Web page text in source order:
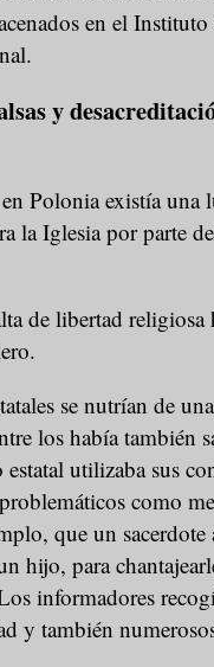
en el
y
Polonia existía una
la Iglesia por parte
de libertad
se nutrían de
los había también
estatal utilizaba sus
como
que un sacerdote
hijo, para
informadores
y también